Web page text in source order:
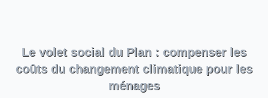
Le volet social du Plan : compenser les
coûts du changement climatique pour les
ménages